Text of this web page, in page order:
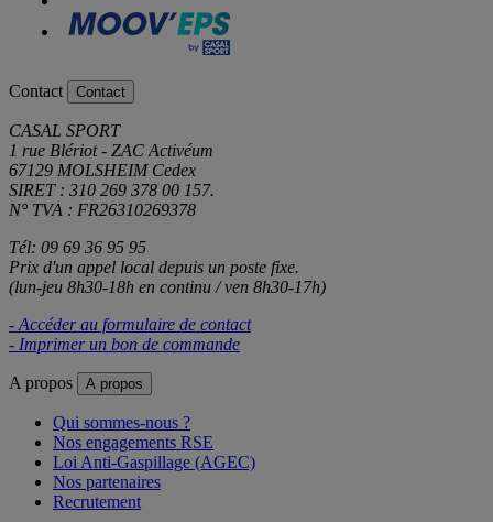
Contact Contact
CASAL SPORT
1 rue Blériot - ZAC Activéum
67129 MOLSHEIM Cedex
SIRET : 310 269 378 00 157.
N° TVA : FR26310269378
Tél: 09 69 36 95 95
Prix d'un appel local depuis un poste fixe.
(lun-jeu 8h30-18h en continu / ven 8h30-17h)
- Accéder au formulaire de contact
- Imprimer un bon de commande
A propos A propos
Qui sommes-nous ?
Nos engagements RSE
Loi Anti-Gaspillage (AGEC)
Nos partenaires
Recrutement